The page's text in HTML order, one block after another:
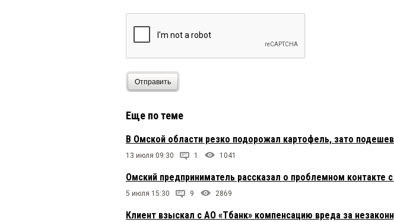
Отправить
Еще по теме
В Омской области резко подорожал картофель, зато
13 июля 09:30 1 1041
Омский предприниматель рассказал о проблемном контакте
5 июля 15:30 9 2869
Клиент взыскал с АО «Тбанк» компенсацию вреда за